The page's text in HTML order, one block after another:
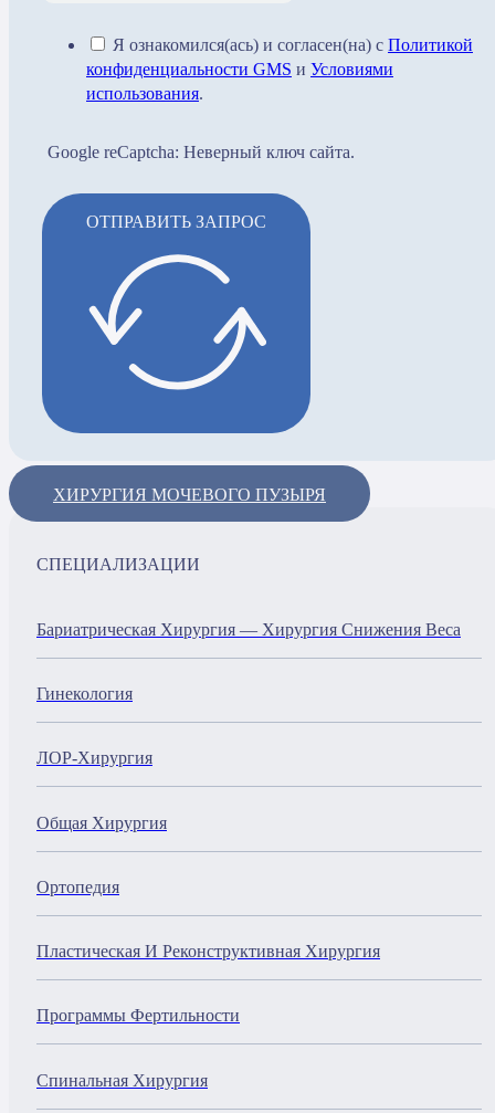
Я ознакомился(ась) и согласен(на) с Политикой
конфиденциальности GMS и Условиями
использования.
Google reCaptcha: Неверный ключ сайта.
ОТПРАВИТЬ ЗАПРОС
ХИРУРГИЯ МОЧЕВОГО ПУЗЫРЯ
СПЕЦИАЛИЗАЦИИ
Бариатрическая Хирургия — Хирургия Снижения Веса
Гинекология
ЛОР-Хирургия
Общая Хирургия
Ортопедия
Пластическая И Реконструктивная Хирургия
Программы Фертильности
Спинальная Хирургия